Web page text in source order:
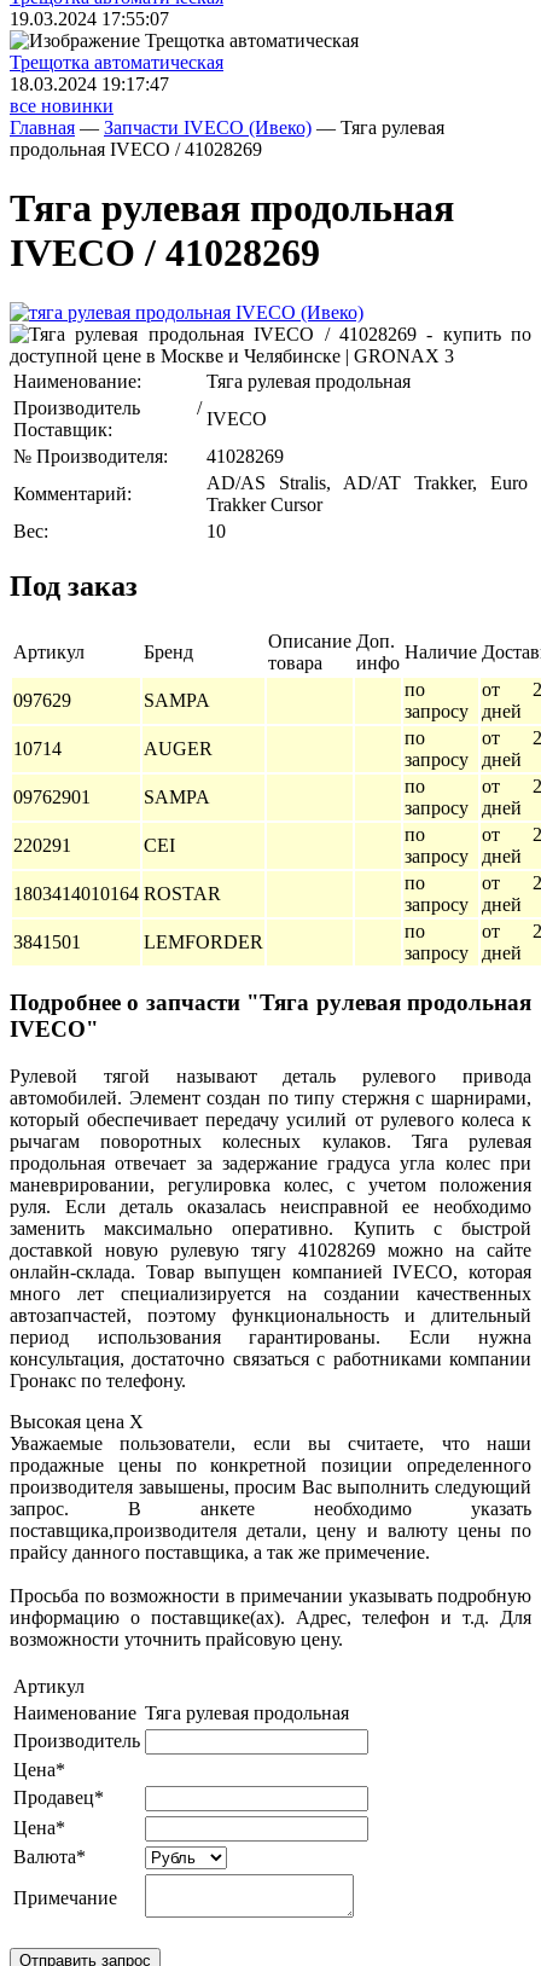
19.03.2024 17:55:07
Трещoтка автоматическая
18.03.2024 19:17:47
все новинки
Главная — Запчасти IVECO (Ивеко) — Тяга рулевая
продольная IVECO / 41028269
Тяга рулевая продольная
IVECO / 41028269
Наименование:
Тяга рулевая продольная
Производитель /
Поставщик:
IVECO
№ Производителя:
41028269
Комментарий:
AD/AS Stralis, AD/AT Trakker, Euro
Trakker Cursor
Вес:
10
Под заказ
Артикул Бренд
Описание
товара
Доп.
инфо
Наличие
097629 SAMPA
по
запросу
от
дней
10714
AUGER
по
запросу
от
дней
09762901
SAMPA
по
запросу
от
дней
220291
CEI
по
запросу
от
дней
1803414010164 ROSTAR
по
запросу
от
дней
3841501
LEMFORDER
по
запросу
от
дней
Подробнее о запчасти "Тяга рулевая продольная
IVECO"
Рулевой тягой называют деталь рулевого привода
автомобилей. Элемент создан по типу стержня с шарнирами,
который обеспечивает передачу усилий от рулевого колеса к
рычагам поворотных колесных кулаков. Тяга рулевая
продольная отвечает за задержание градуса угла колес при
маневрировании, регулировка колес, с учетом положения
руля. Если деталь оказалась неисправной ее необходимо
заменить максимально оперативно. Купить с быстрой
доставкой новую рулевую тягу 41028269 можно на сайте
онлайн-склада. Товар выпущен компанией IVECO, которая
много лет специализируется на создании качественных
автозапчастей, поэтому функциональность и длительный
период использования гарантированы. Если нужна
консультация, достаточно связаться с работниками компании
Гронакс по телефону.
Высокая цена X
Уважаемые пользователи, если вы считаете, что наши
продажные цены по конкретной позиции определенного
производителя завышены, просим Вас выполнить следующий
запрос. В анкете необходимо указать
поставщика,производителя детали, цену и валюту цены по
прайсу данного поставщика, а так же примечение.
Просьба по возможности в примечании указывать подробную
информацию о поставщике(ах). Адрес, телефон и т.д. Для
возможности уточнить прайсовую цену.
Артикул
Наименование Тяга рулевая продольная
Производитель
Цена*
Продавец*
Цена*
Валюта*
Примечание